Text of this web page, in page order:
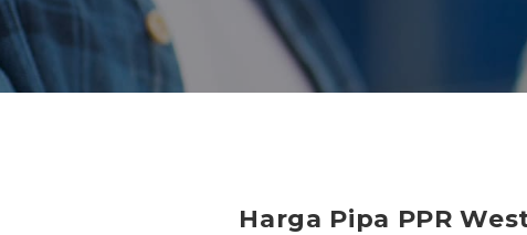
Harga Pipa PPR